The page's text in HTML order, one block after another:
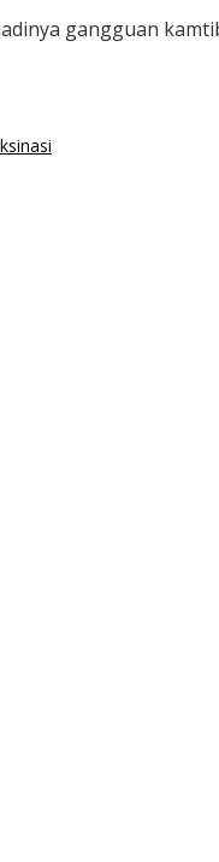
gangguan